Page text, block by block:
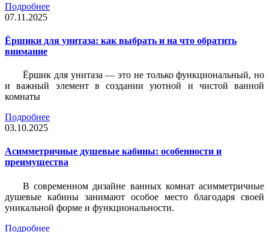
Подробнее
07.11.2025
Ёршики для унитаза: как выбрать и на что обратить
внимание
Ёршик для унитаза — это не только функциональный, но
и важный элемент в создании уютной и чистой ванной
комнаты
Подробнее
03.10.2025
Асимметричные душевые кабины: особенности и
преимущества
В современном дизайне ванных комнат асимметричные
душевые кабины занимают особое место благодаря своей
уникальной форме и функциональности.
Подробнее